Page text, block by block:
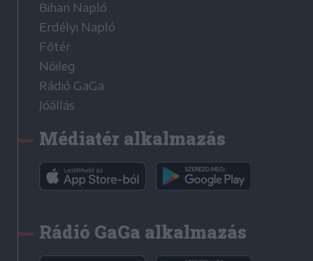
Bihari Napló
Erdélyi Napló
Főtér
Nőileg
Rádió GaGa
Jóállás
Médiatér alkalmazás
Rádió GaGa alkalmazás